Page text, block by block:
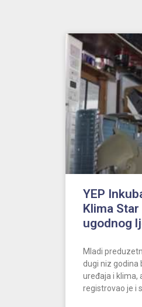
YEP
Klima
ugodnog
Mladi
dugi niz godina
uređaja i klima,
registrovao je i